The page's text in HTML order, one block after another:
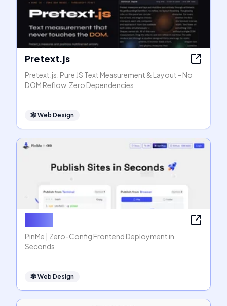
Pretext.js
Pretext.js: Pure JS Text Measurement & Layout - No
DOM Reflow, Zero Dependencies
🕸Web Design
PinMe | Zero-Config Frontend Deployment in
Seconds
🕸Web Design